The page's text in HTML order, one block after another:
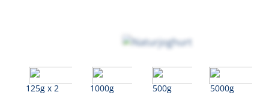
125g x 2 1000g 500g 5000g